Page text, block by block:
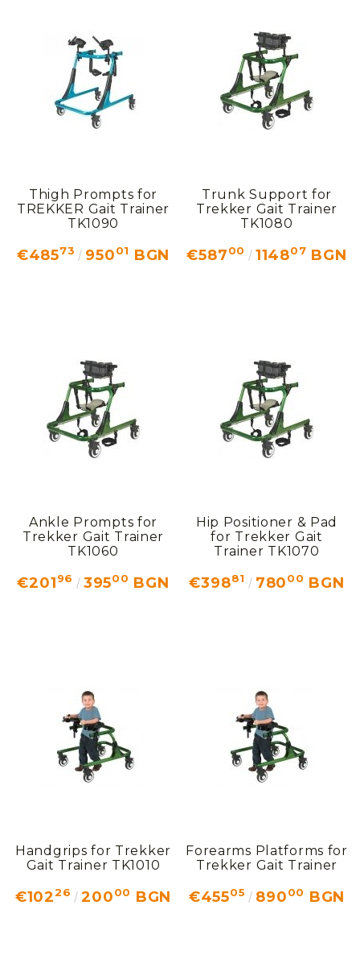
New Products
Contact Us
About Us
EN
BG
Login Register
Thigh Prompts for
TREKKER Gait Trainer
TK1090
€48573 95001 BGN
Trunk Support for
Trekker Gait Trainer
TK1080
€58700 114807 BGN
Ankle Prompts for
Trekker Gait Trainer
TK1060
€20196 39500 BGN
Hip Positioner & Pad
for Trekker Gait
Trainer TK1070
€39881 78000 BGN
Handgrips for Trekker
Gait Trainer TK1010
€10226 20000 BGN
Forearms Platforms for
Trekker Gait Trainer
€45505 89000 BGN